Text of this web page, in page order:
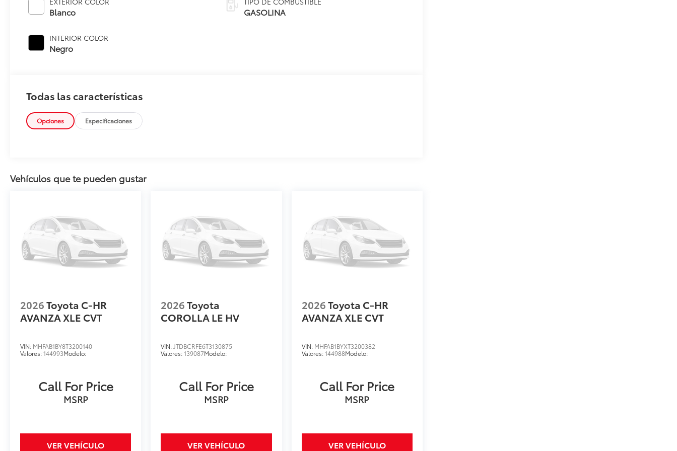
Blanco
INTERIOR COLOR
Negro
GASOLINA
Todas las características
Opciones Especificaciones
Vehículos que te pueden gustar
2026Toyota C-HR
AVANZA XLE CVT
VIN: MHFAB1BY8T3200140
Valores:144993Modelo:
Call For Price
MSRP
VER VEHÍCULO
2026Toyota
COROLLA LE HV
VIN: JTDBCRFE6T3130875
Valores:139087Modelo:
Call For Price
MSRP
VER VEHÍCULO
2026Toyota C-HR
AVANZA XLE CVT
VIN: MHFAB1BYXT3200382
Valores:144988Modelo:
Call For Price
MSRP
VER VEHÍCULO